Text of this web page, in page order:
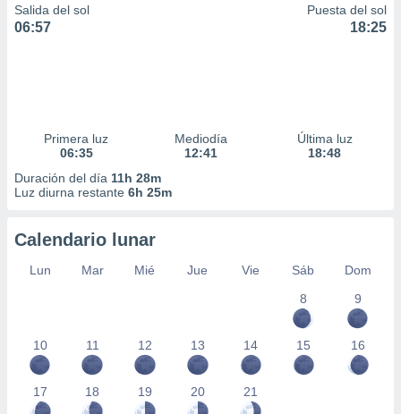
Salida del sol
06:57
Puesta del sol
18:25
Primera luz
06:35
Mediodía
12:41
Última luz
18:48
Duración del día 11h 28m
Luz diurna restante 6h 25m
Calendario lunar
Lun Mar Mié Jue Vie Sáb
Dom
8
9
10 11 12 13 14 15 16
17 18 19 20 21